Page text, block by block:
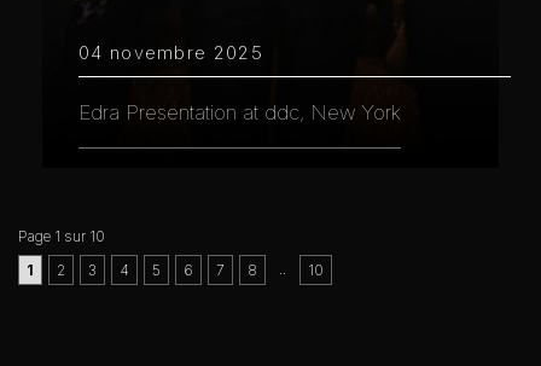
04 novembre 2025
Edra Presentation at ddc, New York
Page 1 sur 10
1
2 3 4 5 6 7 8 10